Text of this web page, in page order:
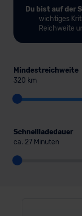
Mindestreichweite
320 km
Schnellladedauer
ca. 27 Minuten
Du bist auf der
wichtiges
Reichweite